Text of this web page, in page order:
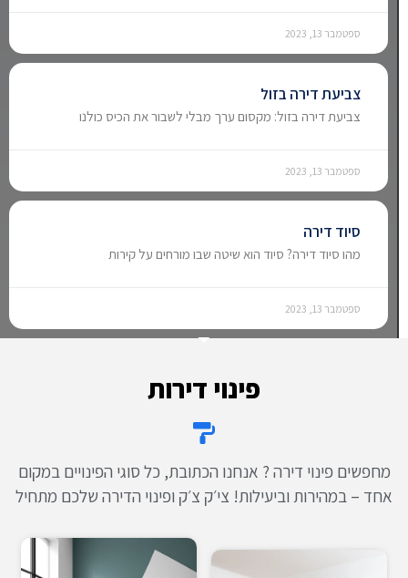
ספטמבר 13, 2023
צביעת דירה בזול
צביעת דירה בזול: מקסום ערך מבלי לשבור את הכיס כולנו
ספטמבר 13, 2023
סיוד דירה
מהו סיוד דירה? סיוד הוא שיטה שבו מורחים על קירות
ספטמבר 13, 2023
פינוי דירות
מחפשים פינוי דירה ? אנחנו הכתובת, כל סוגי הפינויים במקום
אחד – במהירות וביעילות! צי׳ק צ׳ק ופינוי הדירה שלכם מתחיל